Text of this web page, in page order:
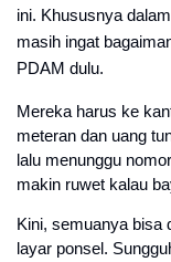
ini. Khususnya
masih ingat
PDAM dulu.
Mereka harus ke
meteran dan uang
lalu menunggu
makin ruwet kalau
Kini, semuanya bisa
layar ponsel.